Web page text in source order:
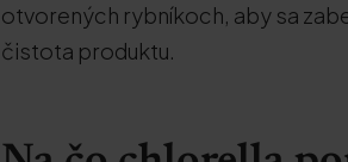
otvorených rybníkoch, aby sa
čistota produktu.